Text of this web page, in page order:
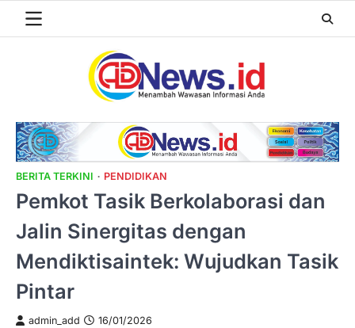
BERITA TERKINI PENDIDIKAN
Pemkot Tasik Berkolaborasi dan
Jalin Sinergitas dengan
Mendiktisaintek: Wujudkan Tasik
Pintar
admin_add 16/01/2026